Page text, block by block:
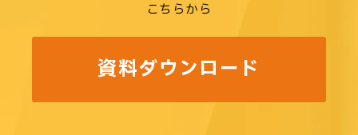
こちらから
資料ダウンロード